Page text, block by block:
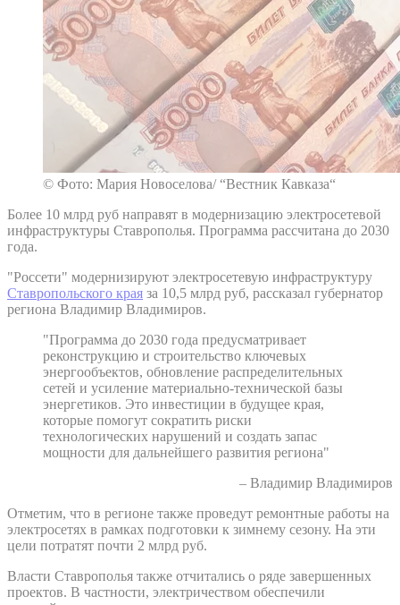
© Фото: Мария Новоселова/ “Вестник Кавказа“
Более 10 млрд руб направят в модернизацию электросетевой
инфраструктуры Ставрополья. Программа рассчитана до 2030
года.
"Россети" модернизируют электросетевую инфраструктуру
Ставропольского края за 10,5 млрд руб, рассказал губернатор
региона Владимир Владимиров.
"Программа до 2030 года предусматривает
реконструкцию и строительство ключевых
энергообъектов, обновление распределительных
сетей и усиление материально-технической базы
энергетиков. Это инвестиции в будущее края,
которые помогут сократить риски
технологических нарушений и создать запас
мощности для дальнейшего развития региона"
– Владимир Владимиров
Отметим, что в регионе также проведут ремонтные работы на
электросетях в рамках подготовки к зимнему сезону. На эти
цели потратят почти 2 млрд руб.
Власти Ставрополья также отчитались о ряде завершенных
проектов. В частности, электричеством обеспечили